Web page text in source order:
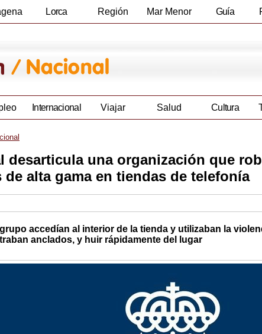
Lorca Región Mar Menor Guía
Internacional Viajar Salud Cultura
desarticula una organización que
alta gama en tiendas de telefonía
accedían al interior de la tienda y utilizaban la
anclados, y huir rápidamente del lugar